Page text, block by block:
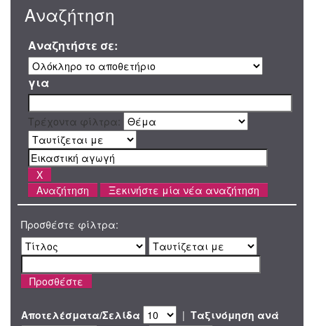
Αναζήτηση
Αναζητήστε σε:
για
Τρέχοντα φίλτρα:
Ξεκινήστε μία νέα αναζήτηση
Προσθέστε φίλτρα:
Αποτελέσματα/Σελίδα | Ταξινόμηση ανά